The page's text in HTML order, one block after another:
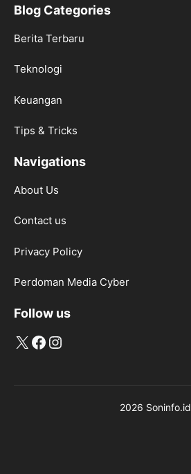
Blog Categories
Berita Terbaru
Teknologi
Keuangan
Tips & Tricks
Navigations
About Us
Contact us
Privacy Policy
Perdoman Media Cyber
Follow us
X Facebook
Instagram
2026 Soninfo.id